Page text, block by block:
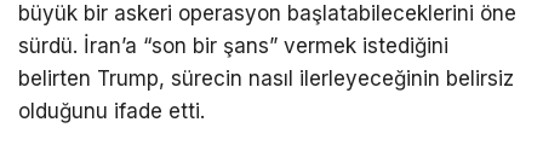
büyük bir askeri operasyon başlatabileceklerini öne
sürdü. İran’a “son bir şans” vermek istediğini
belirten Trump, sürecin nasıl ilerleyeceğinin belirsiz
olduğunu ifade etti.